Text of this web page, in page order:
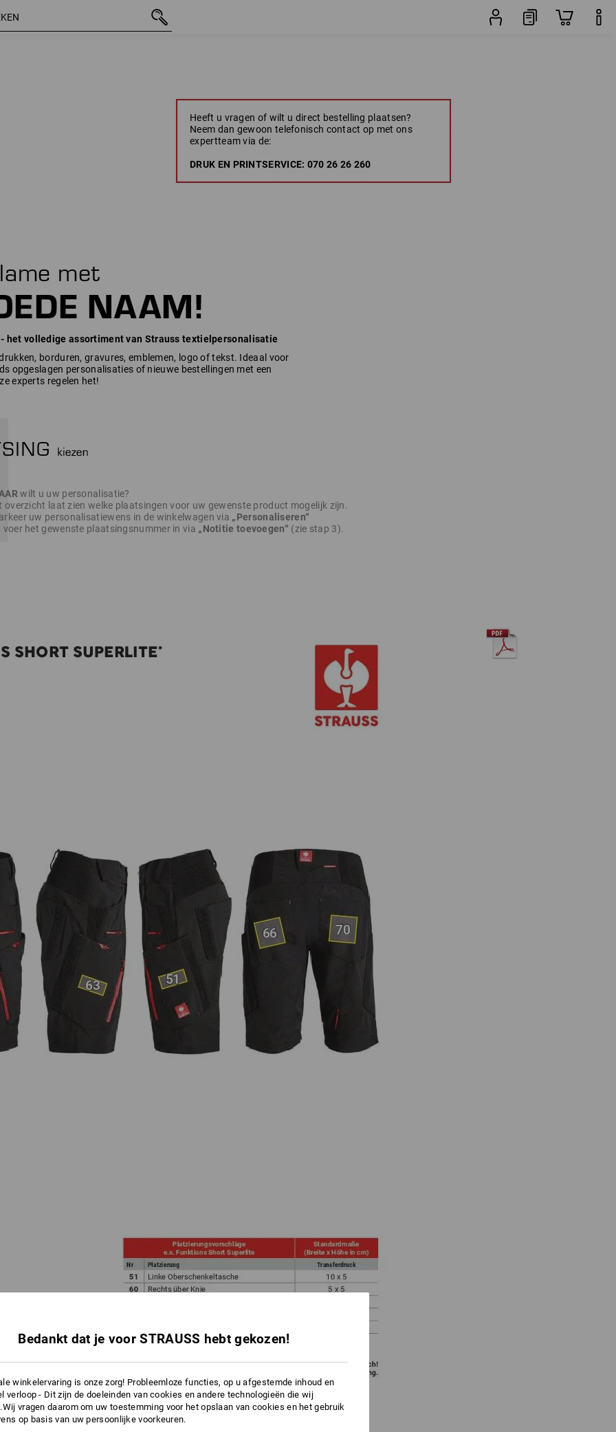
Heeft u vragen of wilt u direct bestelling plaatsen?
Neem dan gewoon telefonisch contact op met ons
expertteam via de:
DRUK EN PRINTSERVICE: 070 26 26 260
wilt u uw personalisatie?
overzicht laat zien welke plaatsingen voor uw gewenste product mogelijk zijn.
uw personalisatiewens in de winkelwagen via „Personaliseren“
voer het gewenste plaatsingsnummer in via „Notitie toevoegen“ (zie stap 3).
- het volledige assortiment van Strauss textielpersonalisatie
borduren, gravures, emblemen, logo of tekst. Ideaal voor
opgeslagen personalisaties of nieuwe bestellingen met een
experts regelen het!
Bedankt dat je voor STRAUSS hebt gekozen!
winkelervaring is onze zorg! Probleemloze functies, op u afgestemde inhoud en
verloop - Dit zijn de doeleinden van cookies en andere technologieën die wij
vragen daarom om uw toestemming voor het opslaan van cookies en het gebruik
op basis van uw persoonlijke voorkeuren.